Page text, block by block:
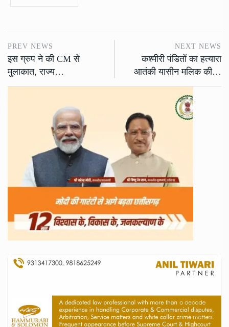
PREV NEWS
इस ग्रुप ने की CM से
मुलाकात, राज्य…
NEXT NEWS
कश्मीरी पंडितों का हत्यारा
आतंकी यासीन मलिक की…